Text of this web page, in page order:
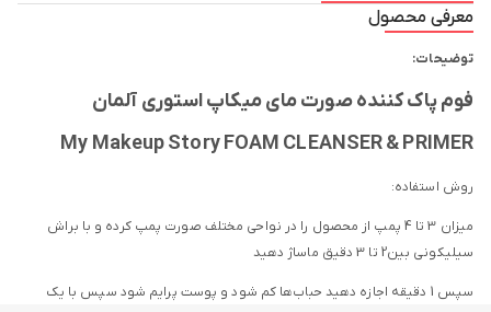
معرفی محصول
توضیحات:
فوم پاک کننده صورت مای میکاپ استوری آلمان
My Makeup Story FOAM CLEANSER & PRIMER
روش استفاده:
میزان 3 تا 4 پمپ از محصول را در نواحی مختلف صورت پمپ کرده و با براش
سیلیکونی بین2 تا 3 دقیق ماساژ دهید
سپس 1 دقیقه اجازه دهید حباب‌ها کم شود و پوست پرایم شود سپس با یک